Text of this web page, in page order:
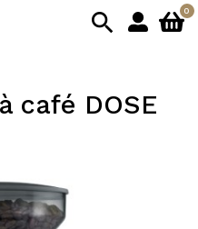
 0
café DOSE